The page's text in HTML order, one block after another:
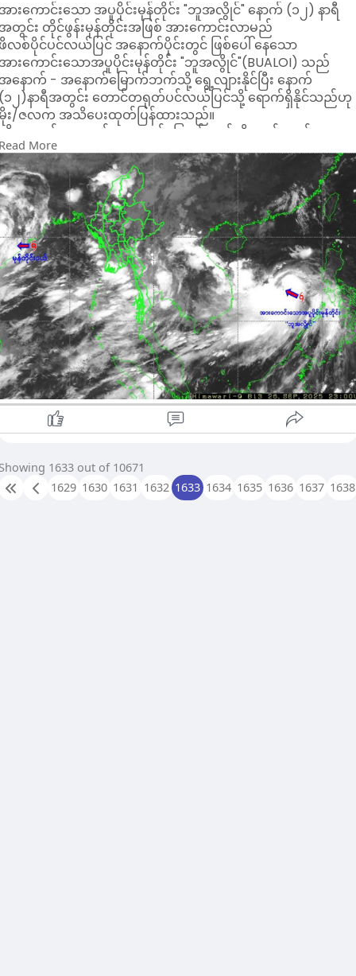
ားကောင်းသော အပူပိုင်းမုန်တိုင်း "ဘူအလွိုင်" နောက် (၁၂) နာရီ
တွင်း တိုင်ဖွန်းမုန်တိုင်းအဖြစ် အားကောင်းလာမည်
လစ်ပိုင်ပင်လယ်ပြင် အနောက်ပိုင်းတွင် ဖြစ်ပေါ် နေသော
ားကောင်းသောအပူပိုင်းမုန်တိုင်း "ဘူအလွိုင်"(BUALOI) သည်
နောက် - အနောက်မြောက်ဘက်သို့ ရွေ့လျားနိုင်ပြီး နောက်
၁၂)နာရီအတွင်း တောင်တရုတ်ပင်လယ်ပြင်သို့ ရောက်ရှိနိုင်သည်ဟု
း/ဇလက အသိပေးထုတ်ပြန်ထားသည်။
မှတဆင့် အနောက်-အနောက်မြောက်ဘက်သို့ ဆက်လ က်
ေ့လျားကာ တိုင်ဖွန်းမုန်တိုင်းအဖြစ် အားကောင်းလာနိုင်ပြီး နောက်
၄၈) နာရီအတွင်း ဗီယက်နမ်နိုင်ငံ မြောက်ပိုင်းကမ်းခြေဒေသများကို
ြတ်ကျော်နိုင်သည်ဟု ခန့်မှန်းထား သည်။
ဆိုပါ မုန်တိုင်း " ဘူအလွိုင်၏ အရှိန်ကြောင့် ယနေ့ စက်တင်ဘာ
၂၇)ရက် ညနေပိုင်းအချိန်အထိ ကချင်ပြည်နယ်နှင့်
မ်းပြည်နယ်(မြောက်ပိုင်း)တို့တွင် နေရာကျဲကျဲ၊ မန္တ လေးတိုင်း၊ မ
ေး တိုင်း၊ ပဲခူးတိုင်း၊ စစ်ကိုင်းတိုင်း၊ ချင်းပြ ည်နယ်၊ ရခိုင်ပြည်နယ်
င့် ရှမ်းပြည်နယ်(အရှေ့ပိုင်း)တို့တွင် နေရာစိပ်စိပ်နှင့် ကျန်တိုင်း
ေသကြီးနှင့် ပြည်နယ်တို့တွင် နေရာအနှံ့အပြား မိုးထစ်ချုန်းရွာပြီး
ေပြည်တော်၊ ရန်ကုန်တိုင်း၊ ဧရာဝတီ တိုင်း၊ တနင်္သာရီတိုင်း၊
ရင်ပြည်နယ်နှင့် မွန်ပြည်နယ်တို့တွင် နေရာကွက်၍ မိုးကြီးနိုင်
ြောင်း သိရသည်။
ပြင် မိုးတိမ်တောင်ဖြစ်ပေါ်မှုအရ ရန်ကုန်တိုင်း၊ စစ်ကိုင်း တိုင်း
ထက်ပိုင်း၊ ဧရာဝတီတိုင်း၊ တနင်္သာရီတိုင်းနှင့် ကချင် ပြည်နယ်တို့
င် မိုးတိမ်တောင်များဖြစ်ထွန်းမှု အားကောင်းလျက်ရှိပြီး အဆိုပါ
းတိမ်တောင်များရွေ့လျားရာနေရာတလျှောက်တွင် မိုးရွာသွန်းခြင်းနှ
အတူ လေပြင်းတိုက်ခတ်ခြင်း၊ မိုးထစ်ချုန်းခြင်း၊ မိုးကြိုးပစ်ခြင်း၊
ြစ်ပေါ်နိုင်သဖြင့် ကြိုတင်သတိပြုနိုင်ရန် နှိုးဆော်ထားသည်။
More
1633 out of 10671
1629 1630 1631 1632 1633 1634 1635 1636 1637 1638